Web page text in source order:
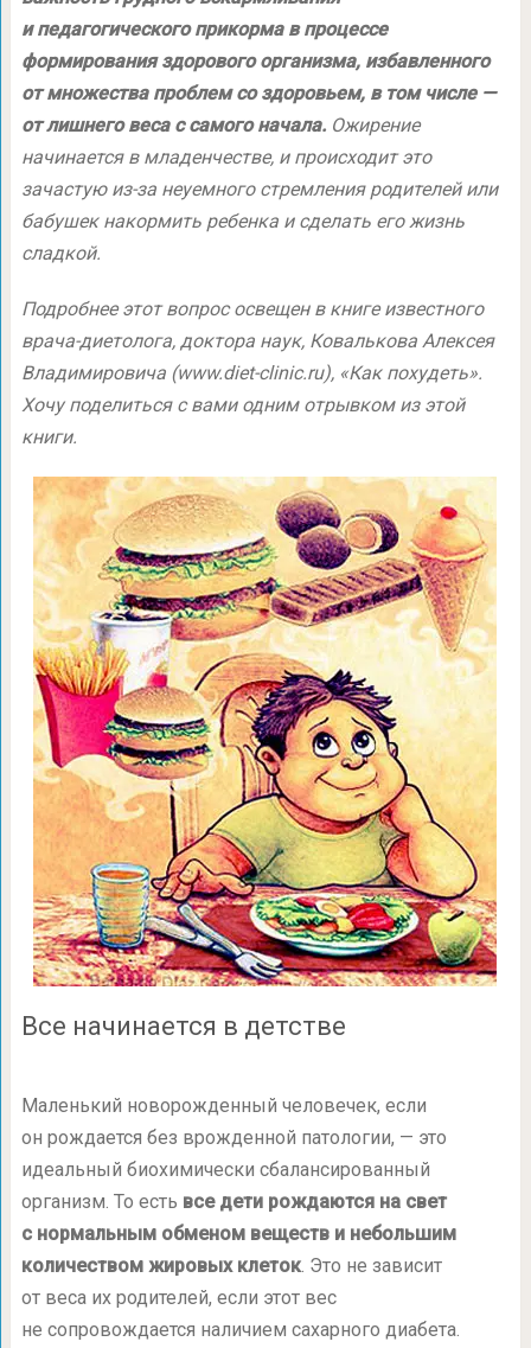
и педагогического прикорма в процессе
формирования здорового организма, избавленного
от множества проблем со здоровьем, в том числе —
от лишнего веса с самого начала.Ожирение
начинается в младенчестве, и происходит это
зачастую из-за неуемного стремления родителей или
бабушек накормить ребенка и сделать его жизнь
сладкой.
Подробнее этот вопрос освещен в книге известного
врача-диетолога, доктора наук, Ковалькова Алексея
Владимировича (www.diet-clinic.ru), «Как похудеть».
Хочу поделиться с вами одним отрывком из этой
книги.
Все начинается в детстве
Маленький новорожденный человечек, если
он рождается без врожденной патологии, — это
идеальный биохимически сбалансированный
организм. То есть все дети рождаются на свет
с нормальным обменом веществ и небольшим
количеством жировых клеток. Это не зависит
от веса их родителей, если этот вес
не сопровождается наличием сахарного диабета.